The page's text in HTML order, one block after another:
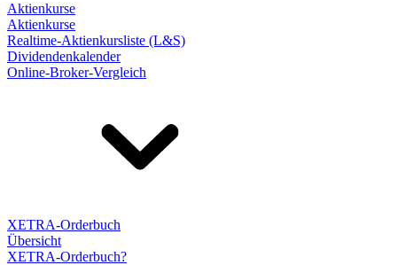
Aktienkurse
Aktienkurse
Realtime-Aktienkursliste (L&S)
Dividendenkalender
Online-Broker-Vergleich
XETRA-Orderbuch
Übersicht
XETRA-Orderbuch?